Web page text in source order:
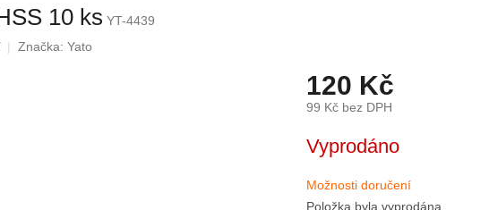
10 ks YT-4439
Značka: Yato
120 Kč
99 Kč bez DPH
cena:
Vyprodáno
Možnosti doručení
Položka byla vyprodána…